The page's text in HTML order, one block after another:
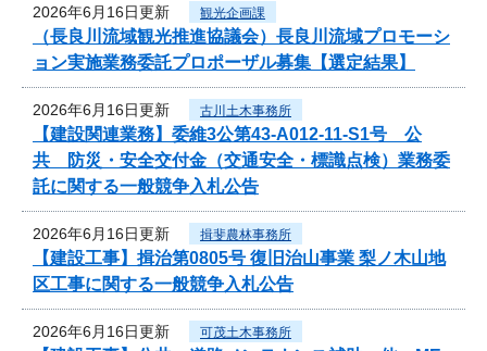
2026年6月16日更新 観光企画課
（長良川流域観光推進協議会）長良川流域プロモーシ
ョン実施業務委託プロポーザル募集【選定結果】
2026年6月16日更新 古川土木事務所
【建設関連業務】委維3公第43-A012-11-S1号 公
共 防災・安全交付金（交通安全・標識点検）業務委
託に関する一般競争入札公告
2026年6月16日更新 揖斐農林事務所
【建設工事】揖治第0805号 復旧治山事業 梨ノ木山地
区工事に関する一般競争入札公告
2026年6月16日更新 可茂土木事務所